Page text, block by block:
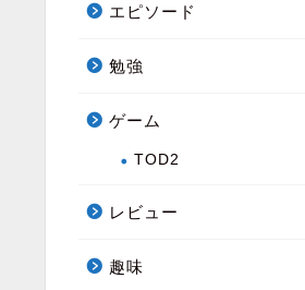
エピソード
勉強
ゲーム
TOD2
レビュー
趣味